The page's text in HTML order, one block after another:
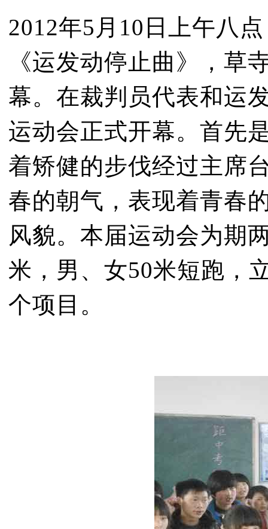
2012年5月10日上午八
《运发动停止曲》，草
幕。在裁判员代表和运
运动会正式开幕。首先
着矫健的步伐经过主席
春的朝气，表现着青春
风貌。本届运动会为期
米，男、女50米短跑，
个项目。